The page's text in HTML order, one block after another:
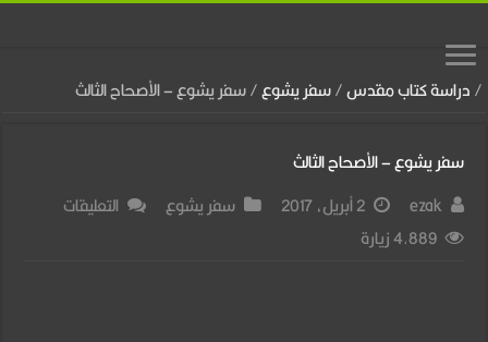
/دراسة كتاب مقدس/سفر يشوع/سفر يشوع – الأصحاح الثالث
سفر يشوع – الأصحاح الثالث
ezak
2 أبريل، 2017 سفر يشوع التعليقات
4,889 زيارة